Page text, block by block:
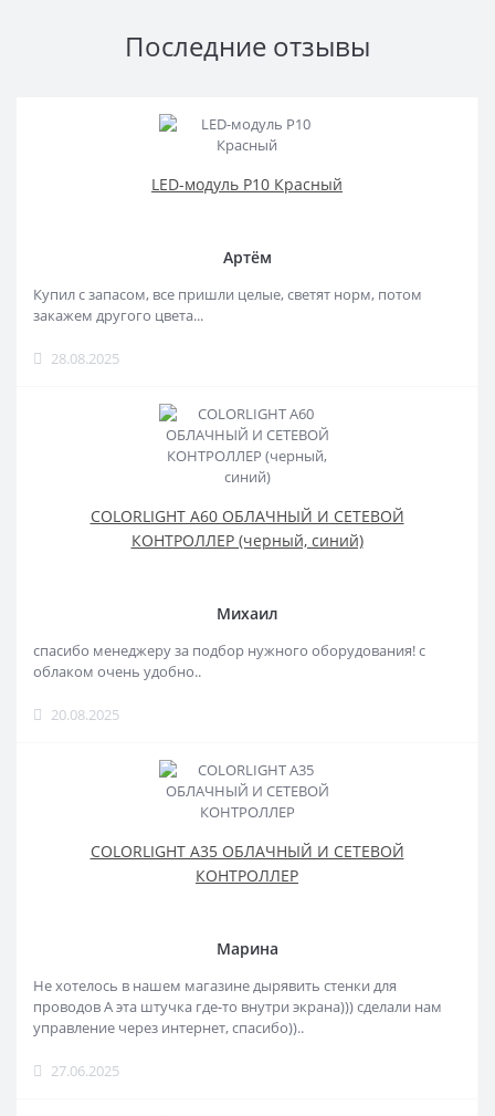
Последние отзывы
LED-модуль P10 Красный
Артём
Купил с запасом, все пришли целые, светят норм, потом
закажем другого цвета...
28.08.2025
COLORLIGHT A60 ОБЛАЧНЫЙ И СЕТЕВОЙ
КОНТРОЛЛЕР (черный, синий)
Михаил
спасибо менеджеру за подбор нужного оборудования! с
облаком очень удобно..
20.08.2025
COLORLIGHT A35 ОБЛАЧНЫЙ И СЕТЕВОЙ
КОНТРОЛЛЕР
Марина
Не хотелось в нашем магазине дырявить стенки для
проводов А эта штучка где-то внутри экрана))) сделали нам
управление через интернет, спасибо))..
27.06.2025